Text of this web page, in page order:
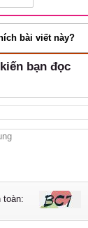
bài viết này?